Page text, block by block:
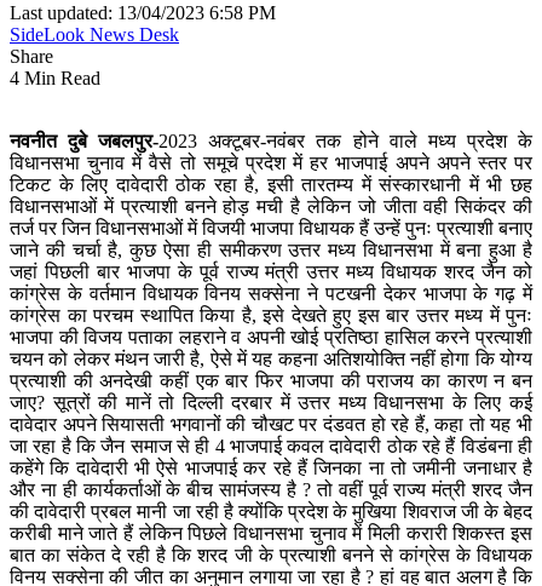
Last updated: 13/04/2023 6:58 PM
SideLook News Desk
Share
4 Min Read
नवनीत दुबे जबलपुर-2023 अक्टूबर-नवंबर तक होने वाले मध्य प्रदेश के
विधानसभा चुनाव में वैसे तो समूचे प्रदेश में हर भाजपाई अपने अपने स्तर पर
टिकट के लिए दावेदारी ठोक रहा है, इसी तारतम्य में संस्कारधानी में भी छह
विधानसभाओं में प्रत्याशी बनने होड़ मची है लेकिन जो जीता वही सिकंदर की
तर्ज पर जिन विधानसभाओं में विजयी भाजपा विधायक हैं उन्हें पुनः प्रत्याशी बनाए
जाने की चर्चा है, कुछ ऐसा ही समीकरण उत्तर मध्य विधानसभा में बना हुआ है
जहां पिछली बार भाजपा के पूर्व राज्य मंत्री उत्तर मध्य विधायक शरद जैन को
कांग्रेस के वर्तमान विधायक विनय सक्सेना ने पटखनी देकर भाजपा के गढ़ में
कांग्रेस का परचम स्थापित किया है, इसे देखते हुए इस बार उत्तर मध्य में पुनः
भाजपा की विजय पताका लहराने व अपनी खोई प्रतिष्ठा हासिल करने प्रत्याशी
चयन को लेकर मंथन जारी है, ऐसे में यह कहना अतिशयोक्ति नहीं होगा कि योग्य
प्रत्याशी की अनदेखी कहीं एक बार फिर भाजपा की पराजय का कारण न बन
जाए? सूत्रों की मानें तो दिल्ली दरबार में उत्तर मध्य विधानसभा के लिए कई
दावेदार अपने सियासती भगवानों की चौखट पर दंडवत हो रहे हैं, कहा तो यह भी
जा रहा है कि जैन समाज से ही 4 भाजपाई कवल दावेदारी ठोक रहे हैं विडंबना ही
कहेंगे कि दावेदारी भी ऐसे भाजपाई कर रहे हैं जिनका ना तो जमीनी जनाधार है
और ना ही कार्यकर्ताओं के बीच सामंजस्य है ? तो वहीं पूर्व राज्य मंत्री शरद जैन
की दावेदारी प्रबल मानी जा रही है क्योंकि प्रदेश के मुखिया शिवराज जी के बेहद
करीबी माने जाते हैं लेकिन पिछले विधानसभा चुनाव में मिली करारी शिकस्त इस
बात का संकेत दे रही है कि शरद जी के प्रत्याशी बनने से कांग्रेस के विधायक
विनय सक्सेना की जीत का अनुमान लगाया जा रहा है ? हां वह बात अलग है कि